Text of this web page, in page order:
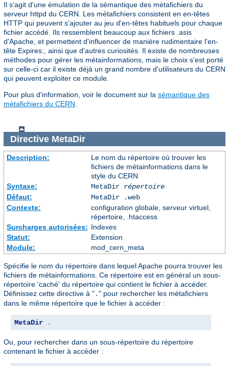
Il s'agit d'une émulation de la sémantique des métafichiers du
serveur httpd du CERN. Les métafichiers consistent en en-têtes
HTTP qui peuvent s'ajouter au jeu d'en-têtes habituels pour chaque
fichier accédé. Ils ressemblent beaucoup aux fichiers .asis
d'Apache, et permettent d'influencer de manière rudimentaire l'en-
tête Expires:, ainsi que d'autres curiosités. Il existe de nombreuses
méthodes pour gérer les métainformations, mais le choix s'est porté
sur celle-ci car il existe déjà un grand nombre d'utilisateurs du CERN
qui peuvent exploiter ce module.
Pour plus d'information, voir le document sur la sémantique des
métafichiers du CERN
Directive MetaDir
Description:
Le nom du répertoire où trouver les
fichiers de métainformations dans le
style du CERN
Syntaxe:
MetaDir répertoire
Défaut:
MetaDir .web
Contexte:
configuration globale, serveur virtuel,
répertoire, .htaccess
Surcharges autorisées: Indexes
Statut:
Extension
Module:
mod_cern_meta
Spécifie le nom du répertoire dans lequel Apache pourra trouver les
fichiers de métainformations. Ce répertoire est en général un sous-
répertoire 'caché' du répertoire qui contient le fichier à accéder.
Définissez cette directive à "." pour rechercher les métafichiers
dans le même répertoire que le fichier à accéder :
MetaDir .
Ou, pour rechercher dans un sous-répertoire du répertoire
contenant le fichier à accéder :